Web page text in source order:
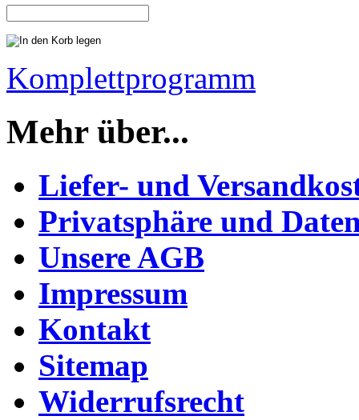
Komplettprogramm
Mehr über...
Liefer- und
Privatsphäre und
Unsere AGB
Impressum
Kontakt
Sitemap
Widerrufsrecht